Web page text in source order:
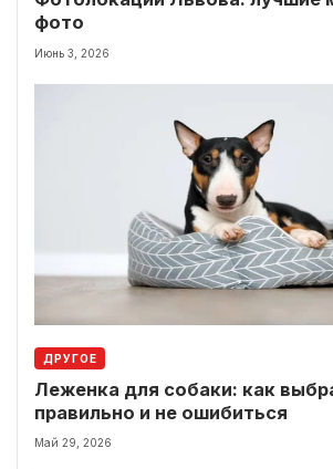
фото
Июнь 3, 2026
ДРУГОЕ
Леженка для собаки: как
правильно и не ошибиться
Май 29, 2026